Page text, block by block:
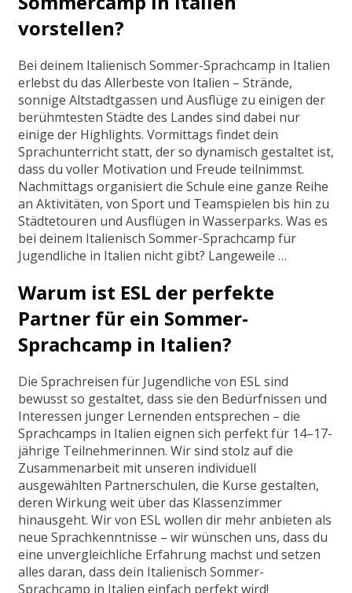
vorstellen?
Bei deinem Italienisch Sommer-Sprachcamp in Italien
erlebst du das Allerbeste von Italien – Strände,
sonnige Altstadtgassen und Ausflüge zu einigen der
berühmtesten Städte des Landes sind dabei nur
einige der Highlights. Vormittags findet dein
Sprachunterricht statt, der so dynamisch gestaltet ist,
dass du voller Motivation und Freude teilnimmst.
Nachmittags organisiert die Schule eine ganze Reihe
an Aktivitäten, von Sport und Teamspielen bis hin zu
Städtetouren und Ausflügen in Wasserparks. Was es
bei deinem Italienisch Sommer-Sprachcamp für
Jugendliche in Italien nicht gibt? Langeweile …
Warum ist ESL der perfekte
Partner für ein Sommer-
Sprachcamp in Italien?
Die Sprachreisen für Jugendliche von ESL sind
bewusst so gestaltet, dass sie den Bedürfnissen und
Interessen junger Lernenden entsprechen – die
Sprachcamps in Italien eignen sich perfekt für 14–17-
jährige Teilnehmerinnen. Wir sind stolz auf die
Zusammenarbeit mit unseren individuell
ausgewählten Partnerschulen, die Kurse gestalten,
deren Wirkung weit über das Klassenzimmer
hinausgeht. Wir von ESL wollen dir mehr anbieten als
neue Sprachkenntnisse – wir wünschen uns, dass du
eine unvergleichliche Erfahrung machst und setzen
alles daran, dass dein Italienisch Sommer-
Sprachcamp in Italien einfach perfekt wird!